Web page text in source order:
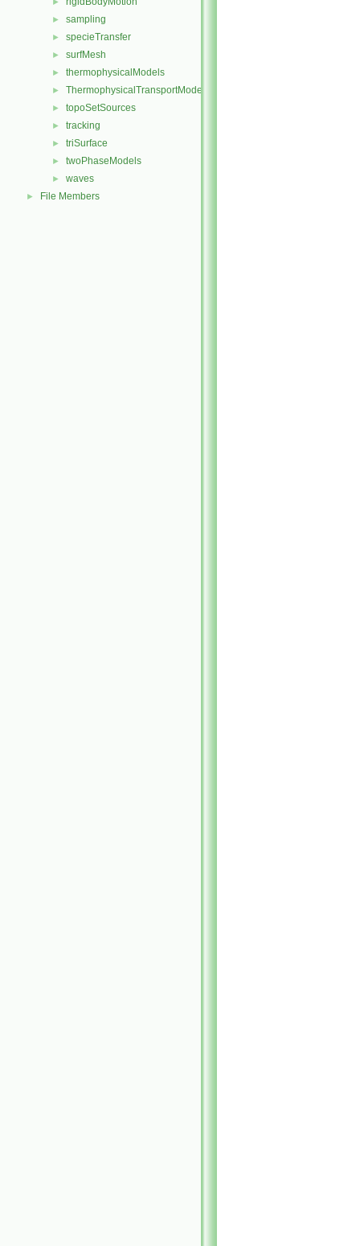
► sampling
► specieTransfer
► surfMesh
► thermophysicalModels
► ThermophysicalTransportModels
► topoSetSources
► tracking
► triSurface
► twoPhaseModels
► waves
► File Members